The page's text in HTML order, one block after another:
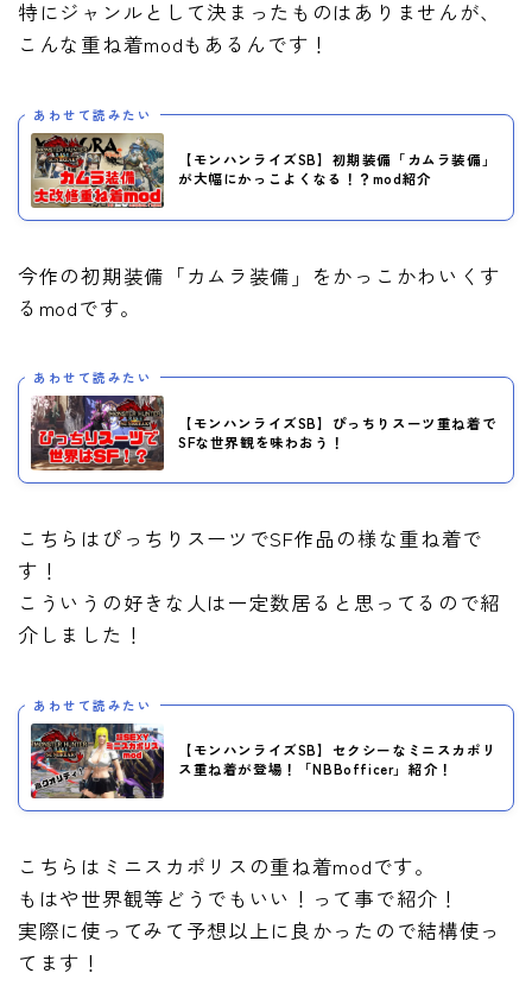
特にジャンルとして決まったものはありませんが、
こんな重ね着modもあるんです！
あわせて読みたい
【モンハンライズSB】初期装備「カムラ装備」
が大幅にかっこよくなる！？mod紹介
今作の初期装備「カムラ装備」をかっこかわいくす
るmodです。
あわせて読みたい
【モンハンライズSB】ぴっちりスーツ重ね着で
SFな世界観を味わおう！
こちらはぴっちりスーツでSF作品の様な重ね着で
す！
こういうの好きな人は一定数居ると思ってるので紹
介しました！
あわせて読みたい
【モンハンライズSB】セクシーなミニスカポリ
ス重ね着が登場！「NBBofficer」紹介！
こちらはミニスカポリスの重ね着modです。
もはや世界観等どうでもいい！って事で紹介！
実際に使ってみて予想以上に良かったので結構使っ
てます！